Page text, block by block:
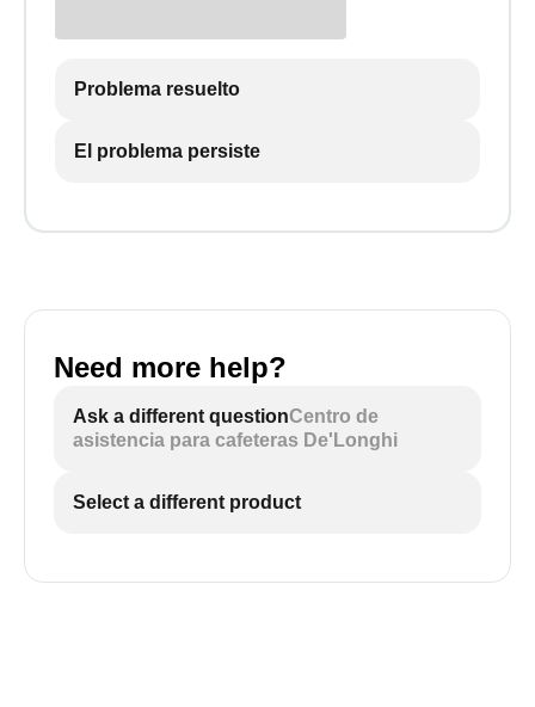
Problema resuelto
El problema persiste
Need more help?
Ask a different questionCentro de
asistencia para cafeteras De'Longhi
Select a different product